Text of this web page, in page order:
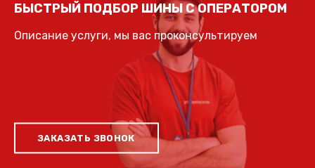
БЫСТРЫЙ ПОДБОР ШИНЫ С ОПЕРАТОРОМ
Описание услуги, мы вас проконсультируем
ЗАКАЗАТЬ ЗВОНОК